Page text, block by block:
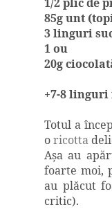
85g unt
3 linguri
1 ou
20g
+7-8
Totul a
oricotta
Aşa au
foarte moi,
au plăcut
critic).